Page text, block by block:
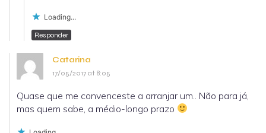
Loading...
Responder
Catarina
17/05/2017 at 8:05
Quase que me convenceste a arranjar um.. Não para já,
mas quem sabe, a médio-longo prazo